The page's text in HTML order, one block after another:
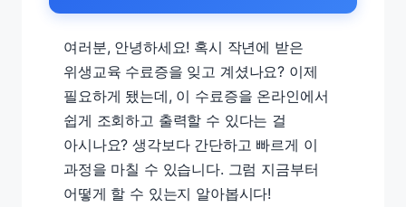
여러분, 안녕하세요! 혹시 작년에 받은
위생교육 수료증을 잊고 계셨나요? 이제
필요하게 됐는데, 이 수료증을 온라인에서
쉽게 조회하고 출력할 수 있다는 걸
아시나요? 생각보다 간단하고 빠르게 이
과정을 마칠 수 있습니다. 그럼 지금부터
어떻게 할 수 있는지 알아봅시다!